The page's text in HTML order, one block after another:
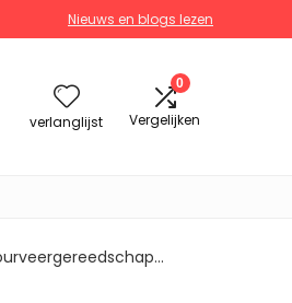
Nieuws en blogs lezen
verlanglijst
0
Vergelijken